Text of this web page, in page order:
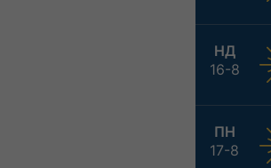
НД
16-8
ПН
17-8